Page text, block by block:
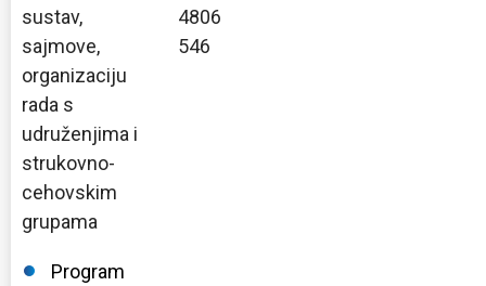
sustav,
sajmove,
organizaciju
rada s
udruženjima i
strukovno-
cehovskim
grupama
Program
4806
546